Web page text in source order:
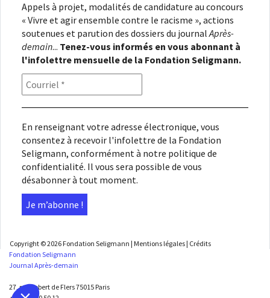
Appels à projet, modalités de candidature au concours
« Vivre et agir ensemble contre le racisme », actions
soutenues et parution des dossiers du journalAprès-
demain... Tenez-vous informés en vous abonnant à
l'infolettre mensuelle de la Fondation Seligmann.
En renseignant votre adresse électronique, vous
consentez à recevoir l'infolettre de la Fondation
Seligmann, conformément à notre politique de
confidentialité. Il vous sera possible de vous
désabonner à tout moment.
Copyright © 2026 Fondation Seligmann | Mentions légales | Crédits
Fondation Seligmann
Journal Après-demain
27, rue Robert de Flers 75015 Paris